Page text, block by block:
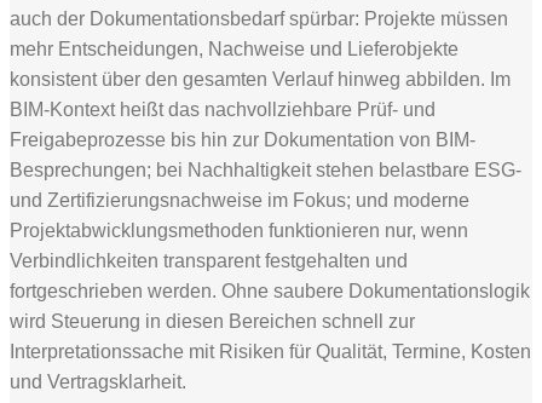
auch der Dokumentationsbedarf spürbar: Projekte müssen
mehr Entscheidungen, Nachweise und Lieferobjekte
konsistent über den gesamten Verlauf hinweg abbilden. Im
BIM-Kontext heißt das nachvollziehbare Prüf- und
Freigabeprozesse bis hin zur Dokumentation von BIM-
Besprechungen; bei Nachhaltigkeit stehen belastbare ESG-
und Zertifizierungsnachweise im Fokus; und moderne
Projektabwicklungsmethoden funktionieren nur, wenn
Verbindlichkeiten transparent festgehalten und
fortgeschrieben werden. Ohne saubere Dokumentationslogik
wird Steuerung in diesen Bereichen schnell zur
Interpretationssache mit Risiken für Qualität, Termine, Kosten
und Vertragsklarheit.